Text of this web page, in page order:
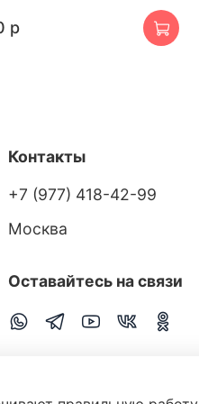
р
Контакты
+7 (977) 418-42-99
Москва
Оставайтесь на связи